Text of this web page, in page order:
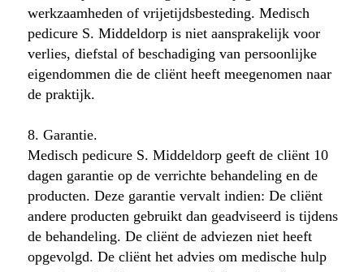
werkzaamheden of vrijetijdsbesteding. Medisch
pedicure S. Middeldorp is niet aansprakelijk voor
verlies, diefstal of beschadiging van persoonlijke
eigendommen die de cliënt heeft meegenomen naar
de praktijk.
8. Garantie.
Medisch pedicure S. Middeldorp geeft de cliënt 10
dagen garantie op de verrichte behandeling en de
producten. Deze garantie vervalt indien: De cliënt
andere producten gebruikt dan geadviseerd is tijdens
de behandeling. De cliënt de adviezen niet heeft
opgevolgd. De cliënt het advies om medische hulp